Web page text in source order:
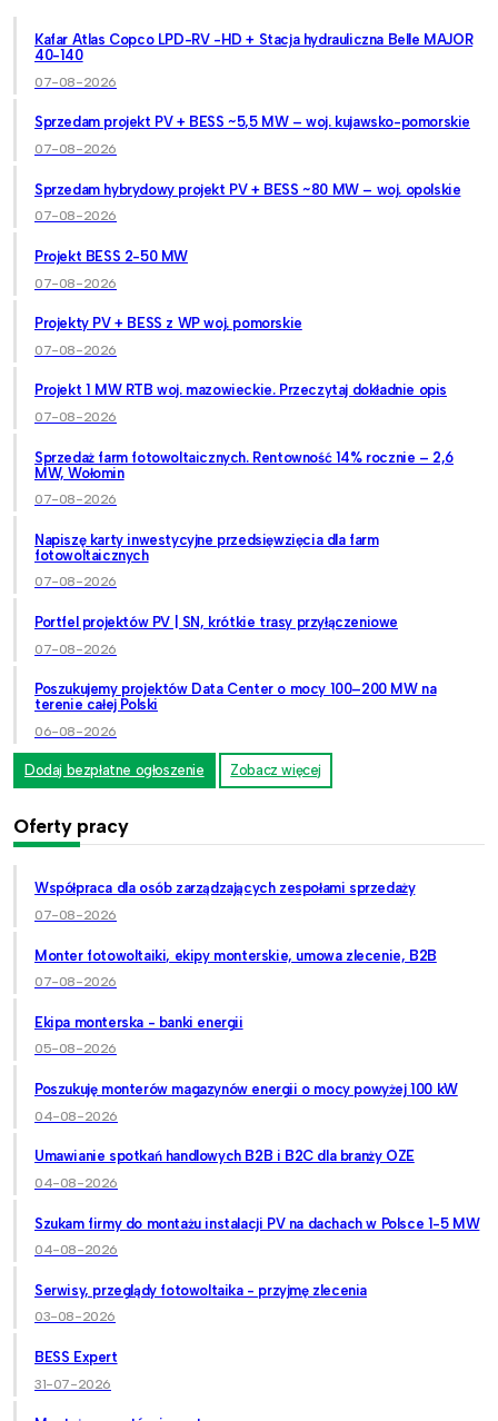
Kafar Atlas Copco LPD-RV -HD + Stacja hydrauliczna Belle MAJOR
40-140
07-08-2026
Sprzedam projekt PV + BESS ~5,5 MW – woj. kujawsko-pomorskie
07-08-2026
Sprzedam hybrydowy projekt PV + BESS ~80 MW – woj. opolskie
07-08-2026
Projekt BESS 2-50 MW
07-08-2026
Projekty PV + BESS z WP woj. pomorskie
07-08-2026
Projekt 1 MW RTB woj. mazowieckie. Przeczytaj dokładnie opis
07-08-2026
Sprzedaż farm fotowoltaicznych. Rentowność 14% rocznie – 2,6
MW, Wołomin
07-08-2026
Napiszę karty inwestycyjne przedsięwzięcia dla farm
fotowoltaicznych
07-08-2026
Portfel projektów PV | SN, krótkie trasy przyłączeniowe
07-08-2026
Poszukujemy projektów Data Center o mocy 100–200 MW na
terenie całej Polski
06-08-2026
Dodaj bezpłatne ogłoszenie Zobacz więcej
Oferty pracy
Współpraca dla osób zarządzających zespołami sprzedaży
07-08-2026
Monter fotowoltaiki, ekipy monterskie, umowa zlecenie, B2B
07-08-2026
Ekipa monterska - banki energii
05-08-2026
Poszukuję monterów magazynów energii o mocy powyżej 100 kW
04-08-2026
Umawianie spotkań handlowych B2B i B2C dla branży OZE
04-08-2026
Szukam firmy do montażu instalacji PV na dachach w Polsce 1-5 MW
04-08-2026
Serwisy, przeglądy fotowoltaika - przyjmę zlecenia
03-08-2026
BESS Expert
31-07-2026